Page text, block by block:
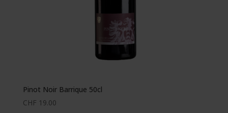
Pinot Noir Barrique 50cl
CHF 19.00